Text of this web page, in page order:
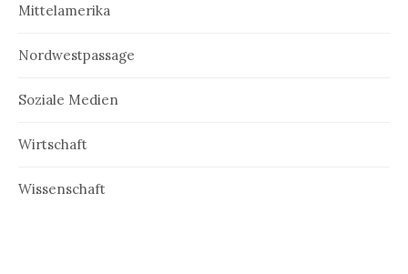
Mittelamerika
Nordwestpassage
Soziale Medien
Wirtschaft
Wissenschaft